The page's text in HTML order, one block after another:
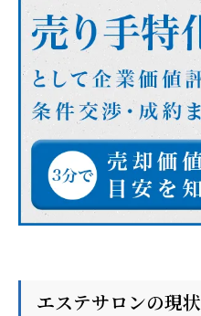
エステサロンの現状